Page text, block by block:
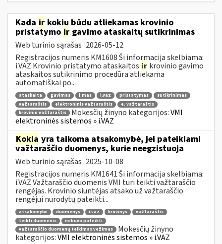
Kada ir kokiu būdu atliekamas krovinio
pristatymo ir gavimo ataskaitų sutikrinimas
Web turinio sąrašas 2026-05-12
Registracijos numeris KM1608 Ši informacija skelbiama:
i.VAZ Krovinio pristatymo ataskaitos ir krovinio gavimo
ataskaitos sutikrinimo procedūra atliekama
automatiškai po...
ataskaita gavimas i.mas i.vaz pristatymas
sutikrinimas
važtaraštis
elektroninis važtaraštis
e. važtaraštis
krovinio važtaraštis
Mokesčių žinyno kategorijos:VMI
elektroninės sistemos » i.VAZ
Kokia yra taikoma atsakomybė, jei pateikiami
važtaraščio duomenys, kurie neegzistuoja
Web turinio sąrašas 2025-10-08
Registracijos numeris KM1641 Ši informacija skelbiama:
i.VAZ Važtaraščio duomenis VMI turi teikti važtaraščio
rengėjas. Krovinio siuntėjas atsako už važtaraščio
rengėjui nurodytų pateikti...
atsakomybė duomenys i.vaz krovinys
važtaraštis
teikti duomenis
nebuvo pateikti
važtaraščio duomenų teikimas vežimas
Mokesčių žinyno
kategorijos:VMI elektroninės sistemos » i.VAZ